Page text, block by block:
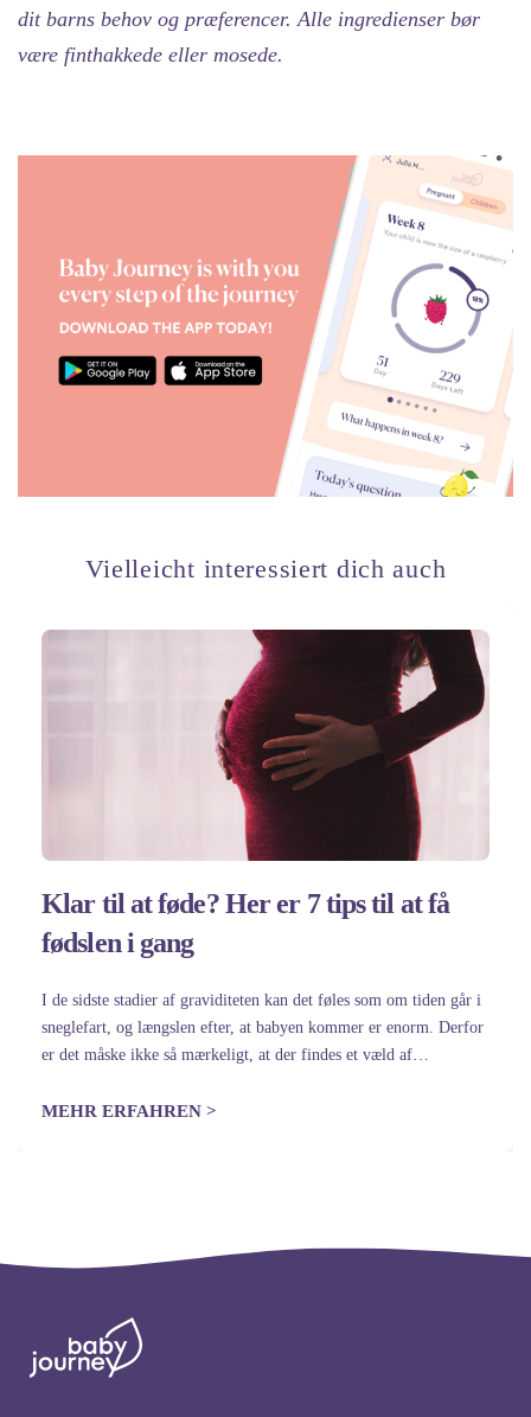
dit barns behov og præferencer. Alle ingredienser bør
være finthakkede eller mosede.
Vielleicht interessiert dich auch
Klar til at føde? Her er 7 tips til at få
fødslen i gang
I de sidste stadier af graviditeten kan det føles som om tiden går i
sneglefart, og længslen efter, at babyen kommer er enorm. Derfor
er det måske ikke så mærkeligt, at der findes et væld af
MEHR ERFAHREN >